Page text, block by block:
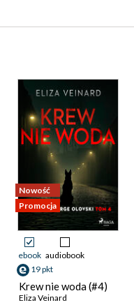
Nowość
Promocja
ebook audiobook
19 pkt
Krew nie woda (#4)
Eliza Veinard